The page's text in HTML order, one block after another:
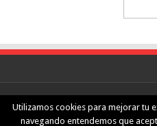
Utilizamos cookies para mejorar tu
navegando entendemos que